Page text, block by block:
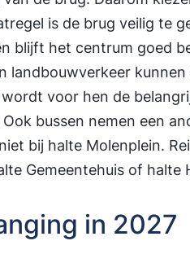
is de brug veilig te
blijft het centrum goed
landbouwverkeer
voor hen de
bussen nemen een
bij halte Molenplein.
Gemeentehuis of halte
in 2027